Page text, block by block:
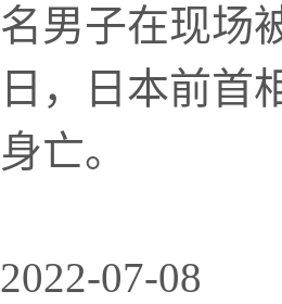
名男子在现场
日，日本前首
身亡。
2022-07-08